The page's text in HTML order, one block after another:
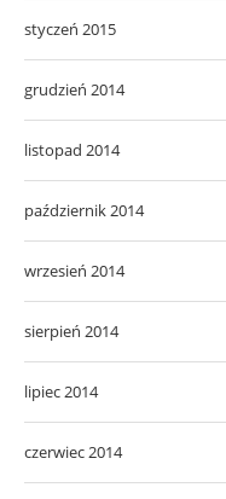
styczeń 2015
grudzień 2014
listopad 2014
październik 2014
wrzesień 2014
sierpień 2014
lipiec 2014
czerwiec 2014